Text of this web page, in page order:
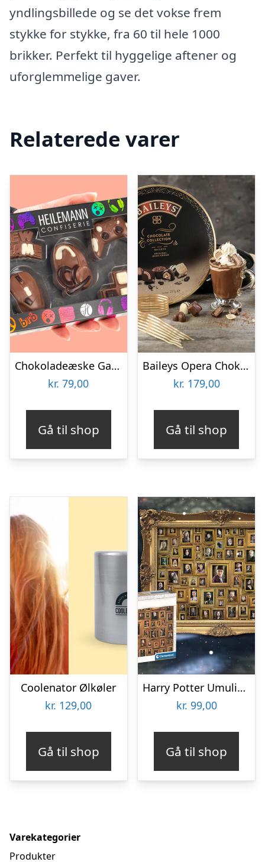
yndlingsbillede og se det vokse frem
stykke for stykke, fra 60 til hele 1000
brikker. Perfekt til hyggelige aftener og
uforglemmelige gaver.
Relaterede varer
Chokoladeæske Gaming
kr. 79,00
Gå til shop
Baileys Opera Chokoladeæske
kr. 179,00
Gå til shop
Coolenator Ølkøler
kr. 129,00
Gå til shop
Harry Potter Umulig Puslespil
kr. 99,00
Gå til shop
Varekategorier
Produkter